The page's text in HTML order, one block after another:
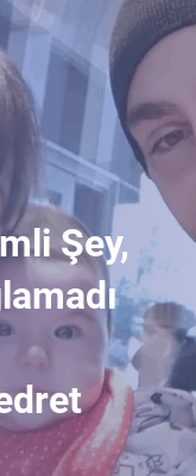
Şey,